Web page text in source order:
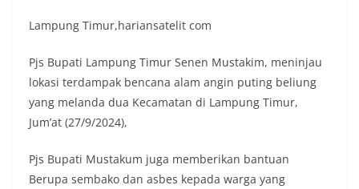
Lampung Timur,hariansatelit com
Pjs Bupati Lampung Timur Senen Mustakim, meninjau
lokasi terdampak bencana alam angin puting beliung
yang melanda dua Kecamatan di Lampung Timur,
Jum’at (27/9/2024),
Pjs Bupati Mustakum juga memberikan bantuan
Berupa sembako dan asbes kepada warga yang